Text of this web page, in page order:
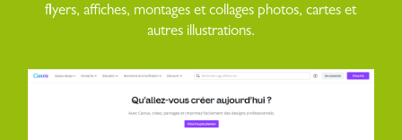
flyers, affiches, montages et collages photos, cartes et
autres illustrations.